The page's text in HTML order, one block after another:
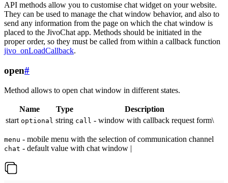
API methods allow you to customise chat widget on your website.
They can be used to manage the chat window behavior, and also to
send any information from the page on which the chat window is
placed to the JivoChat app. Methods should be initiated in the
proper order, so they must be called from within a callback function
jivo_onLoadCallback.
open#
Method allows to open chat window in different states.
Name Type
Description
start optional string call - window with callback request form\
menu - mobile menu with the selection of communication channel
chat - default value with chat window |